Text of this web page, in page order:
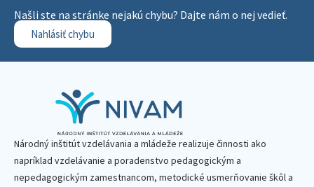
Našli ste na stránke nejakú chybu? Dajte nám o nej vedieť.
Nahlásiť chybu
Národný inštitút vzdelávania a mládeže realizuje činnosti ako
napríklad vzdelávanie a poradenstvo pedagogickým a
nepedagogickým zamestnancom, metodické usmerňovanie škôl a